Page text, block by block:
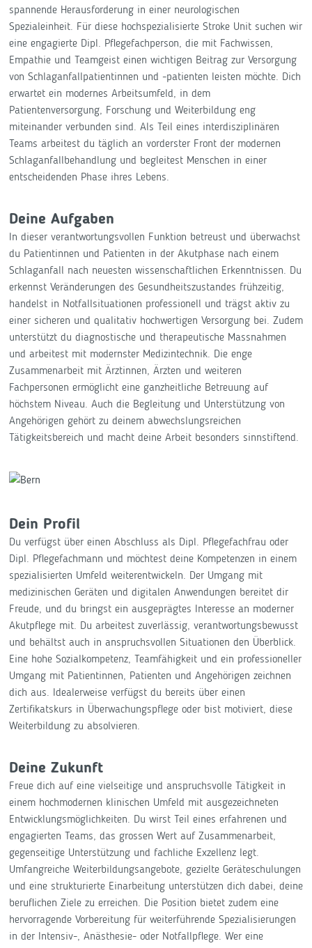
spannende Herausforderung in einer neurologischen
Spezialeinheit. Für diese hochspezialisierte Stroke Unit suchen wir
eine engagierte Dipl. Pflegefachperson, die mit Fachwissen,
Empathie und Teamgeist einen wichtigen Beitrag zur Versorgung
von Schlaganfallpatientinnen und -patienten leisten möchte. Dich
erwartet ein modernes Arbeitsumfeld, in dem
Patientenversorgung, Forschung und Weiterbildung eng
miteinander verbunden sind. Als Teil eines interdisziplinären
Teams arbeitest du täglich an vorderster Front der modernen
Schlaganfallbehandlung und begleitest Menschen in einer
entscheidenden Phase ihres Lebens.
Deine Aufgaben
In dieser verantwortungsvollen Funktion betreust und überwachst
du Patientinnen und Patienten in der Akutphase nach einem
Schlaganfall nach neuesten wissenschaftlichen Erkenntnissen. Du
erkennst Veränderungen des Gesundheitszustandes frühzeitig,
handelst in Notfallsituationen professionell und trägst aktiv zu
einer sicheren und qualitativ hochwertigen Versorgung bei. Zudem
unterstützt du diagnostische und therapeutische Massnahmen
und arbeitest mit modernster Medizintechnik. Die enge
Zusammenarbeit mit Ärztinnen, Ärzten und weiteren
Fachpersonen ermöglicht eine ganzheitliche Betreuung auf
höchstem Niveau. Auch die Begleitung und Unterstützung von
Angehörigen gehört zu deinem abwechslungsreichen
Tätigkeitsbereich und macht deine Arbeit besonders sinnstiftend.
Dein Profil
Du verfügst über einen Abschluss als Dipl. Pflegefachfrau oder
Dipl. Pflegefachmann und möchtest deine Kompetenzen in einem
spezialisierten Umfeld weiterentwickeln. Der Umgang mit
medizinischen Geräten und digitalen Anwendungen bereitet dir
Freude, und du bringst ein ausgeprägtes Interesse an moderner
Akutpflege mit. Du arbeitest zuverlässig, verantwortungsbewusst
und behältst auch in anspruchsvollen Situationen den Überblick.
Eine hohe Sozialkompetenz, Teamfähigkeit und ein professioneller
Umgang mit Patientinnen, Patienten und Angehörigen zeichnen
dich aus. Idealerweise verfügst du bereits über einen
Zertifikatskurs in Überwachungspflege oder bist motiviert, diese
Weiterbildung zu absolvieren.
Deine Zukunft
Freue dich auf eine vielseitige und anspruchsvolle Tätigkeit in
einem hochmodernen klinischen Umfeld mit ausgezeichneten
Entwicklungsmöglichkeiten. Du wirst Teil eines erfahrenen und
engagierten Teams, das grossen Wert auf Zusammenarbeit,
gegenseitige Unterstützung und fachliche Exzellenz legt.
Umfangreiche Weiterbildungsangebote, gezielte Geräteschulungen
und eine strukturierte Einarbeitung unterstützen dich dabei, deine
beruflichen Ziele zu erreichen. Die Position bietet zudem eine
hervorragende Vorbereitung für weiterführende Spezialisierungen
in der Intensiv-, Anästhesie- oder Notfallpflege. Wer eine